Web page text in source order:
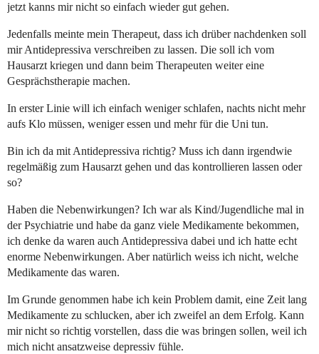
jetzt kanns mir nicht so einfach wieder gut gehen.
Jedenfalls meinte mein Therapeut, dass ich drüber nachdenken soll
mir Antidepressiva verschreiben zu lassen. Die soll ich vom
Hausarzt kriegen und dann beim Therapeuten weiter eine
Gesprächstherapie machen.
In erster Linie will ich einfach weniger schlafen, nachts nicht mehr
aufs Klo müssen, weniger essen und mehr für die Uni tun.
Bin ich da mit Antidepressiva richtig? Muss ich dann irgendwie
regelmäßig zum Hausarzt gehen und das kontrollieren lassen oder
so?
Haben die Nebenwirkungen? Ich war als Kind/Jugendliche mal in
der Psychiatrie und habe da ganz viele Medikamente bekommen,
ich denke da waren auch Antidepressiva dabei und ich hatte echt
enorme Nebenwirkungen. Aber natürlich weiss ich nicht, welche
Medikamente das waren.
Im Grunde genommen habe ich kein Problem damit, eine Zeit lang
Medikamente zu schlucken, aber ich zweifel an dem Erfolg. Kann
mir nicht so richtig vorstellen, dass die was bringen sollen, weil ich
mich nicht ansatzweise depressiv fühle.